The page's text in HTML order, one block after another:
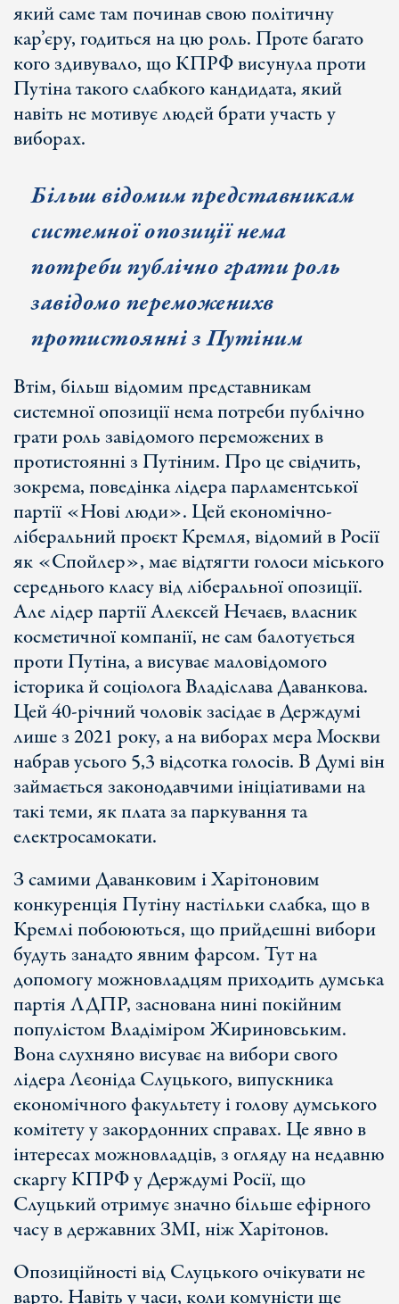
який саме там починав свою політичну
кар’єру, годиться на цю роль. Проте багато
кого здивувало, що КПРФ висунула проти
Путіна такого слабкого кандидата, який
навіть не мотивує людей брати участь у
виборах.
Більш відомим представникам
системної опозиції нема
потреби публічно грати роль
завідомо переможенихв
протистоянні з Путіним
Втім, більш відомим представникам
системної опозиції нема потреби публічно
грати роль завідомого переможених в
протистоянні з Путіним. Про це свідчить,
зокрема, поведінка лідера парламентської
партії «Нові люди». Цей економічно-
ліберальний проєкт Кремля, відомий в Росії
як «Спойлер», має відтягти голоси міського
середнього класу від ліберальної опозиції.
Але лідер партії Алєксєй Нєчаєв, власник
косметичної компанії, не сам балотується
проти Путіна, а висуває маловідомого
історика й соціолога Владіслава Даванкова.
Цей 40-річний чоловік засідає в Держдумі
лише з 2021 року, а на виборах мера Москви
набрав усього 5,3 відсотка голосів. В Думі він
займається законодавчими ініціативами на
такі теми, як плата за паркування та
електросамокати.
З самими Даванковим і Харітоновим
конкуренція Путіну настільки слабка, що в
Кремлі побоюються, що прийдешні вибори
будуть занадто явним фарсом. Тут на
допомогу можновладцям приходить думська
партія ЛДПР, заснована нині покійним
популістом Владіміром Жириновським.
Вона слухняно висуває на вибори свого
лідера Лєоніда Слуцького, випускника
економічного факультету і голову думського
комітету у закордонних справах. Це явно в
інтересах можновладців, з огляду на недавню
скаргу КПРФ у Держдумі Росії, що
Слуцький отримує значно більше ефірного
часу в державних ЗМІ, ніж Харітонов.
Опозиційності від Слуцького очікувати не
варто. Навіть у часи, коли комуністи ще